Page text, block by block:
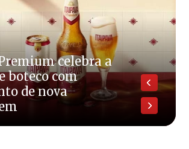
celebra a
boteco com
de nova